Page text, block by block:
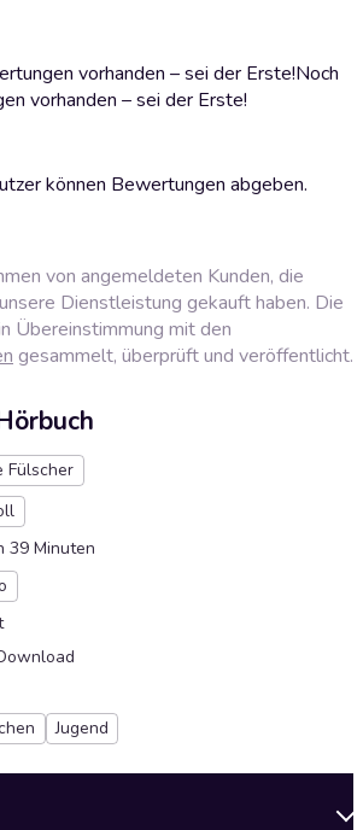
vorhanden – sei der Erste!Noch
vorhanden – sei der Erste!
können Bewertungen abgeben.
von angemeldeten Kunden, die
Dienstleistung gekauft haben. Die
Übereinstimmung mit den
gesammelt, überprüft und veröffentlicht.
Fülscher
39 Minuten
Jugend